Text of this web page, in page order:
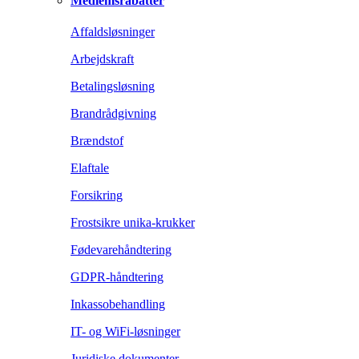
Affaldsløsninger
Arbejdskraft
Betalingsløsning
Brandrådgivning
Brændstof
Elaftale
Forsikring
Frostsikre unika-krukker
Fødevarehåndtering
GDPR-håndtering
Inkassobehandling
IT- og WiFi-løsninger